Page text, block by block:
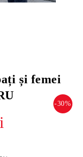
și femei
-30%